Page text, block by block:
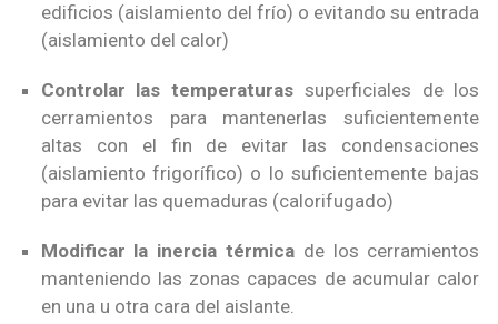
edificios (aislamiento del frío) o evitando su entrada
(aislamiento del calor)
Controlar las temperaturas superficiales de los
cerramientos para mantenerlas suficientemente
altas con el fin de evitar las condensaciones
(aislamiento frigorífico) o lo suficientemente bajas
para evitar las quemaduras (calorifugado)
Modificar la inercia térmica de los cerramientos
manteniendo las zonas capaces de acumular calor
en una u otra cara del aislante.